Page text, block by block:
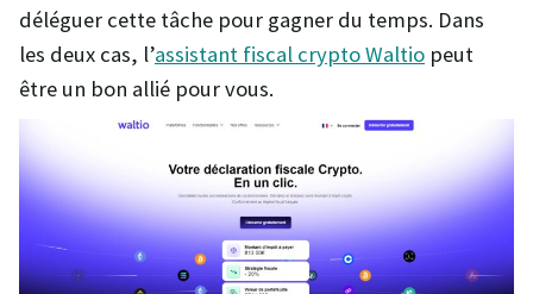
déléguer cette tâche pour gagner du temps. Dans
les deux cas, l’assistant fiscal crypto Waltio peut
être un bon allié pour vous.